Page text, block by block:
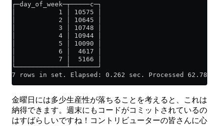
┌─day_of_week─┬─────c─┐
│           1 │ 10575 │
│           2 │ 10645 │
│           3 │ 10748 │
│           4 │ 10944 │
│           5 │ 10090 │
│           6 │  4617 │
│           7 │  5166 │
└─────────────┴───────┘
7 rows in set. Elapsed: 0.262 sec. Processed 62.78
金曜日には多少生産性が落ちることを考えると、これは
納得できます。週末にもコードがコミットされているの
はすばらしいですね！コントリビューターの皆さんに心